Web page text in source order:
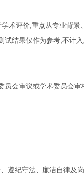
术评价,重点从专业背
结果仅作为参考,不计
会审议或学术委员会
遵纪守法、廉洁自律及岗